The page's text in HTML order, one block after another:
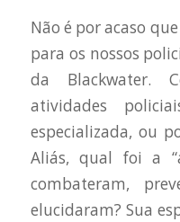
Não é por acaso
para os nossos
da Blackwater.
atividades
especializada, ou
Aliás, qual foi a
combateram,
elucidaram? Sua